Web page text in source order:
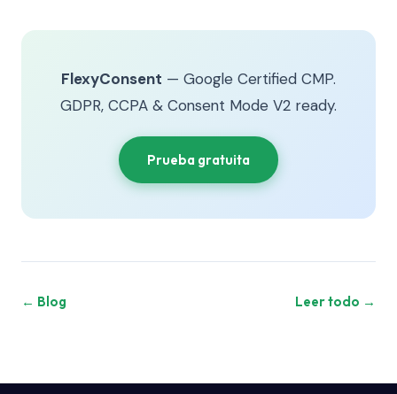
FlexyConsent — Google Certified CMP.
GDPR, CCPA & Consent Mode V2 ready.
Prueba gratuita
← Blog Leer todo →